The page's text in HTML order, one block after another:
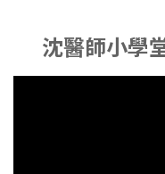
沈醫師小學